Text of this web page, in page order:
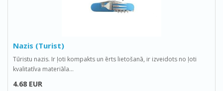
Nazis (Turist)
Tūristu nazis. Ir ļoti kompakts un ērts lietošanā, ir izveidots no ļoti
kvalitatīva materiāla...
4.68 EUR